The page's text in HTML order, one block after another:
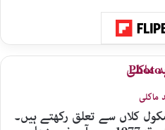
ماکلی
کلاں سے تعلق رکھتے ہیں۔